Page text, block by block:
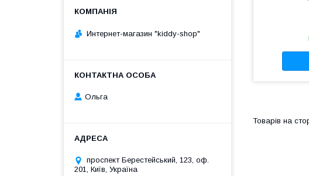
Интернет-магазин "kiddy-shop"
Ольга
проспект Берестейський, 123, оф.
201, Київ, Україна